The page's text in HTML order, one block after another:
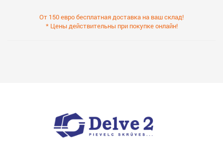
От 150 евро бесплатная доставка на ваш склад!
* Цены действительны при покупке онлайн!